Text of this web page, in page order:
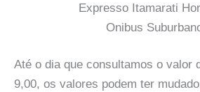
Expresso Itamarati
Onibus
Até o dia que consultamos o valor
9,00, os valores podem ter